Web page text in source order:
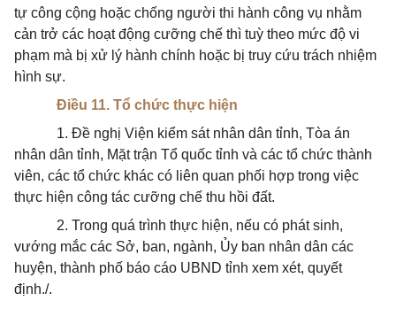
tự công cộng hoặc chống người thi hành công vụ nhằm
cản trở các hoạt động cưỡng chế thì tuỳ theo mức độ vi
phạm mà bị xử lý hành chính hoặc bị truy cứu trách nhiệm
hình sự.
Điều 11. Tổ chức thực hiện
1. Đề nghị Viện kiểm sát nhân dân tỉnh, Tòa án
nhân dân tỉnh, Mặt trận Tổ quốc tỉnh và các tổ chức thành
viên, các tổ chức khác có liên quan phối hợp trong việc
thực hiện công tác cưỡng chế thu hồi đất.
2. Trong quá trình thực hiện, nếu có phát sinh,
vướng mắc các Sở, ban, ngành, Ủy ban nhân dân các
huyện, thành phố báo cáo UBND tỉnh xem xét, quyết
định./.